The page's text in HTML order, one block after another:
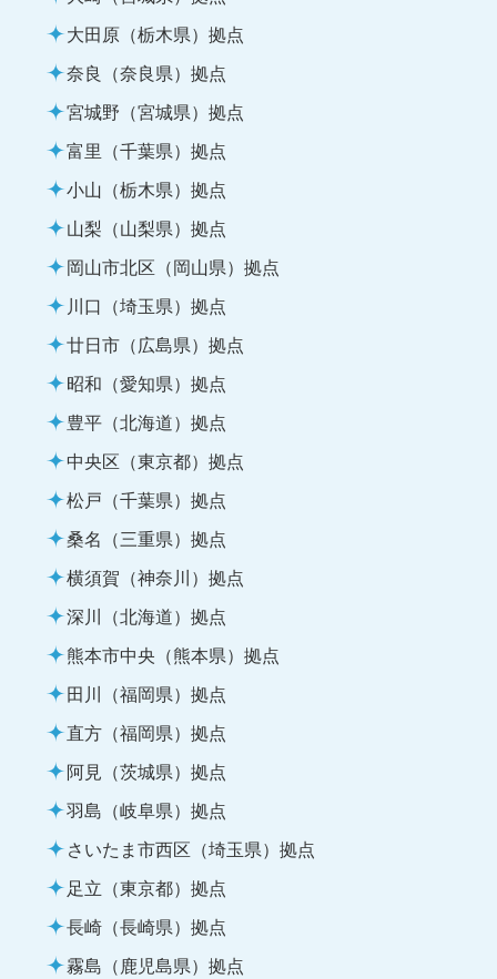
大田原（栃木県）拠点
奈良（奈良県）拠点
宮城野（宮城県）拠点
富里（千葉県）拠点
小山（栃木県）拠点
山梨（山梨県）拠点
岡山市北区（岡山県）拠点
川口（埼玉県）拠点
廿日市（広島県）拠点
昭和（愛知県）拠点
豊平（北海道）拠点
中央区（東京都）拠点
松戸（千葉県）拠点
桑名（三重県）拠点
横須賀（神奈川）拠点
深川（北海道）拠点
熊本市中央（熊本県）拠点
田川（福岡県）拠点
直方（福岡県）拠点
阿見（茨城県）拠点
羽島（岐阜県）拠点
さいたま市西区（埼玉県）拠点
足立（東京都）拠点
長崎（長崎県）拠点
霧島（鹿児島県）拠点